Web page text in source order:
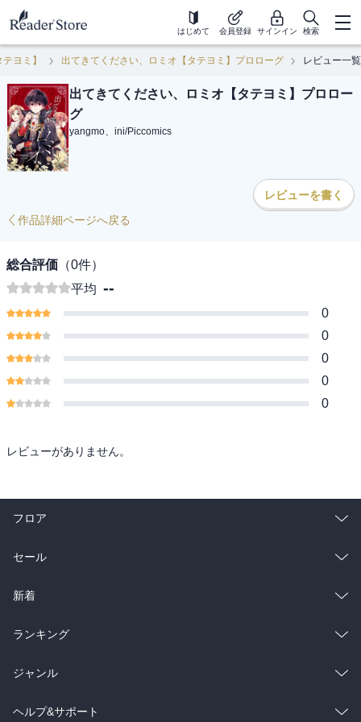
はじめて 会員登録 サインイン 検索
ヨミ】 出てきてください、ロミオ【タテヨミ】プロローグ レビュー一覧
出てきてください、ロミオ【タテヨミ】プロロー
グ
yangmo、ini/Piccomics
レビューを書く
作品詳細ページへ戻る
総合評価 （0件）
平均 --
0
0
0
0
0
レビューがありません。
フロア
総合
ラノベ
雑誌・グラビア
BL・TL
セール
総合
ラノベ
雑誌・グラビア
BL・TL
新着
総合
ラノベ
雑誌・グラビア
ランキング
総合
ラノベ
ジャンル
コミック
ヘルプ&サポート